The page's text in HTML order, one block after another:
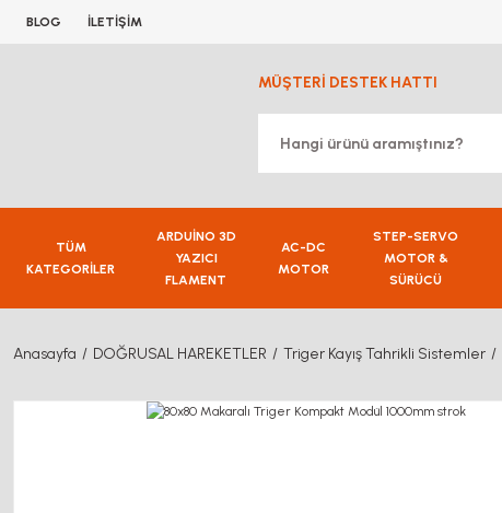
BLOG İLETİŞİM
MÜŞTERİ DESTEK HATTI
TÜM
KATEGORİLER
ARDUİNO 3D
YAZICI
FLAMENT
AC-DC
MOTOR
STEP-SERVO
MOTOR &
SÜRÜCÜ
Anasayfa DOĞRUSAL HAREKETLER Triger Kayış Tahrikli Sistemler